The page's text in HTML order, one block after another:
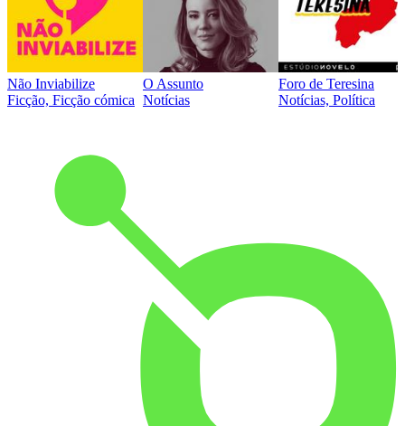
Não Inviabilize
Ficção, Ficção cómica
O Assunto
Notícias
Foro de Teresina
Notícias, Política